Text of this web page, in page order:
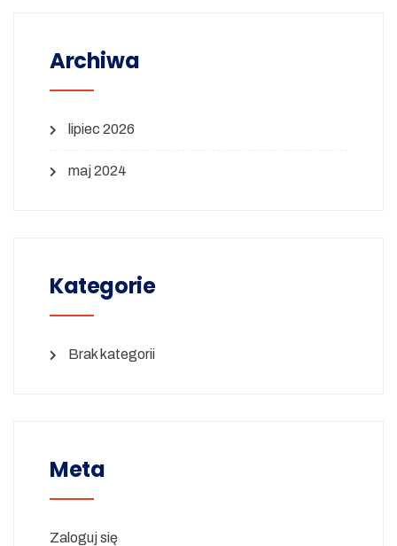
Archiwa
lipiec 2026
maj 2024
Kategorie
Brak kategorii
Meta
Zaloguj się